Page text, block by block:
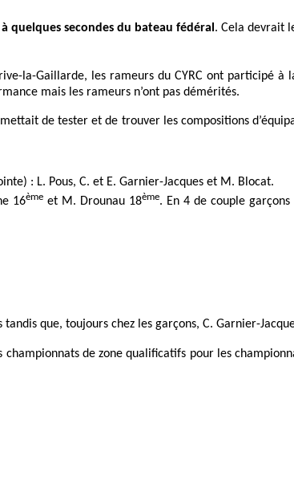
quelques secondes du bateau fédéral . Cela devrait
la-Gaillarde, les rameurs du CYRC ont participé
mais les rameurs n’ont pas démérités.
de tester et de trouver les compositions
: L. Pous, C. et E. Garnier-Jacques et M. Blocat.
16ème et M. Drounau 18ème. En 4 de couple
que, toujours chez les garçons, C. Garnier-
de zone qualificatifs pour les